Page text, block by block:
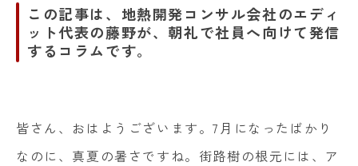
この記事は、地熱開発コンサル会社のエディ
ット代表の藤野が、朝礼で社員へ向けて発信
するコラムです。
皆さん、おはようございます。7 月になったばかり
なのに、真夏の暑さですね。街路樹の根元には、ア